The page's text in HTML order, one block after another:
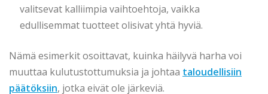
valitsevat kalliimpia vaihtoehtoja, vaikka
edullisemmat tuotteet olisivat yhtä hyviä.
Nämä esimerkit osoittavat, kuinka häilyvä harha voi
muuttaa kulutustottumuksia ja johtaa taloudellisiin
päätöksiin, jotka eivät ole järkeviä.